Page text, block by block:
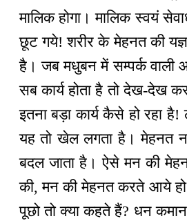
मालिक होगा। मालिक स्वयं
छूट गये! शरीर के मेहनत की
है। जब मधुबन में सम्पर्क
सब कार्य होता है तो देख-देख
इतना बड़ा कार्य कैसे हो रहा
यह तो खेल लगता है। मेहनत
बदल जाता है। ऐसे मन की
की, मन की मेहनत करते आये
पूछो तो क्या कहते हैं? धन